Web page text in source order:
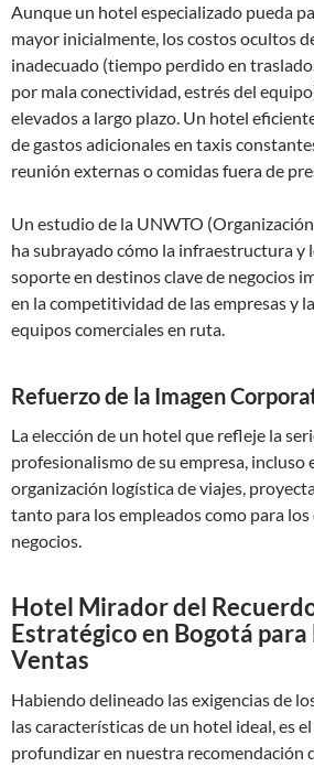
Aunque un hotel especializado pueda
mayor inicialmente, los costos ocultos
inadecuado (tiempo perdido en
por mala conectividad, estrés del
elevados a largo plazo. Un hotel
de gastos adicionales en taxis
reunión externas o comidas fuera de
Un estudio de la UNWTO
ha subrayado cómo la infraestructura y
soporte en destinos clave de negocios
en la competitividad de las empresas y
equipos comerciales en ruta.
Refuerzo de la Imagen
La elección de un hotel que refleje la
profesionalismo de su empresa, incluso
organización logística de viajes,
tanto para los empleados como para los
negocios.
Hotel Mirador del
Estratégico en Bogotá para
Ventas
Habiendo delineado las exigencias de
las características de un hotel ideal, es
profundizar en nuestra recomendación